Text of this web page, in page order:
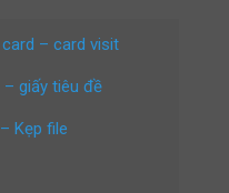
– card visit
giấy tiêu đề
Kẹp file